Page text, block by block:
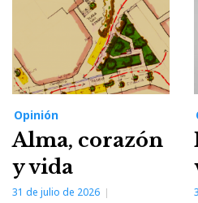
Opinión
Alma, corazón
y vida
31 de julio de 2026